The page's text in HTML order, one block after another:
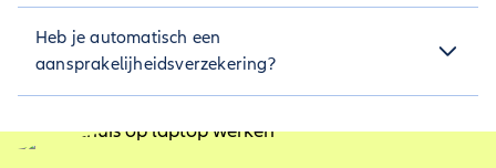
een WA-verzekering (Wettelijke Aansprakelijkheid voor
motorvoertuigen). Een aansprakelijkheidsverzekering dekt
motorvoertuig veroorzaakt.
Heb je automatisch een
aansprakelijheidsverzekering?
anders in jouw huishouden dit al heeft gedaan. In dit geval